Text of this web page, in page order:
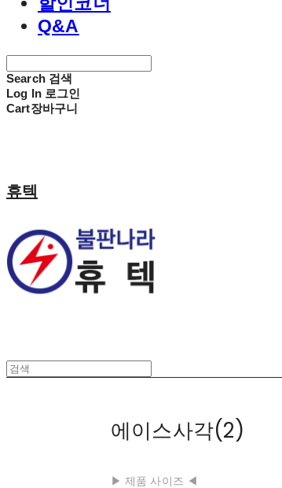
Q&A
Search 검색
Log In 로그인
Cart장바구니
휴텍
에이스사각(2)
▶ 제품 사이즈 ◀